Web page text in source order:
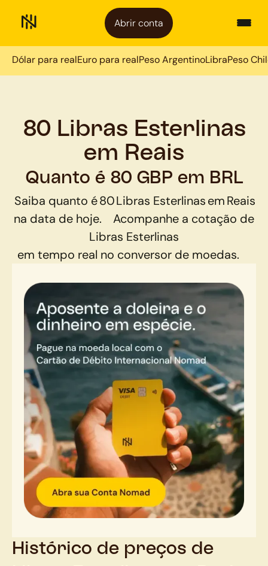
Abrir conta
Dólar para realEuro para realPeso ArgentinoLibraPeso
80 Libras Esterlinas
em Reais
Quanto é 80 GBP em BRL
Saiba quanto é80Libras EsterlinasemReais
na data de hoje.
Acompanhe a cotação de
Libras Esterlinas
em tempo real no conversor de moedas.
Histórico de preços de